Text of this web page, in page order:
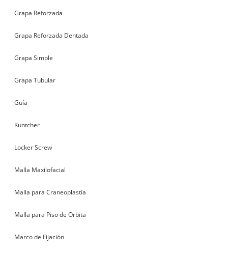
Grapa Reforzada
Grapa Reforzada Dentada
Grapa Simple
Grapa Tubular
Guía
Kuntcher
Locker Screw
Malla Maxilofacial
Malla para Craneoplastía
Malla para Piso de Orbita
Marco de Fijación